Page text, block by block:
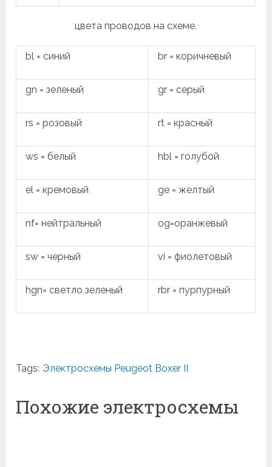
цвета проводов на схеме.
bl = синий br = коричневый
gn = зеленый gr = серый
rs = розовый rt = красный
ws = белый hbl = голубой
el = кремовый ge = желтый
nf= нейтральный og=оранжевый
sw = черный vi = фиолетовый
hgn= светло зеленый rbr = пурпурный
Tags: Электросхемы Peugeot Boxer II
Похожие электросхемы